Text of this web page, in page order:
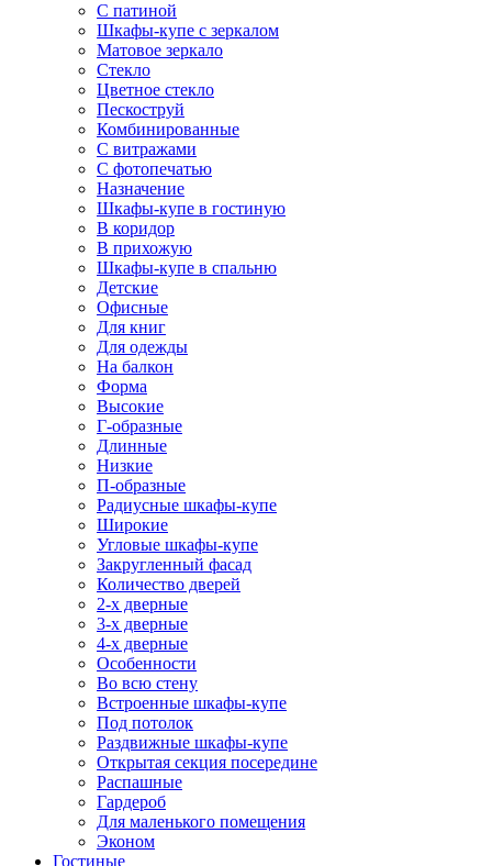
С патиной
Шкафы-купе с зеркалом
Матовое зеркало
Стекло
Цветное стекло
Пескоструй
Комбинированные
С витражами
С фотопечатью
Назначение
Шкафы-купе в гостиную
В коридор
В прихожую
Шкафы-купе в спальню
Детские
Офисные
Для книг
Для одежды
На балкон
Форма
Высокие
Г-образные
Длинные
Низкие
П-образные
Радиусные шкафы-купе
Широкие
Угловые шкафы-купе
Закругленный фасад
Количество дверей
2-х дверные
3-х дверные
4-х дверные
Особенности
Во всю стену
Встроенные шкафы-купе
Под потолок
Раздвижные шкафы-купе
Открытая секция посередине
Распашные
Гардероб
Для маленького помещения
Эконом
Гостиные